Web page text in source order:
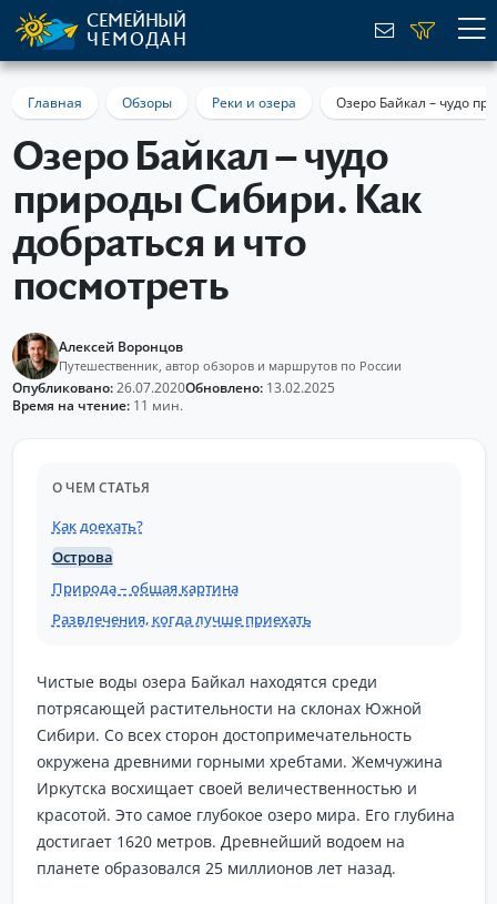
СЕМЕЙНЫЙ
ЧЕМОДАН
Главная Обзоры Реки и озера Озеро Байкал – чудо
Озеро Байкал – чудо
природы Сибири. Как
добраться и что
посмотреть
Алексей Воронцов
Путешественник, автор обзоров и маршрутов по России
Опубликовано:26.07.2020Обновлено:13.02.2025
Время на чтение:11 мин.
Чистые воды озера Байкал находятся среди
потрясающей растительности на склонах Южной
Сибири. Со всех сторон достопримечательность
окружена древними горными хребтами. Жемчужина
Иркутска восхищает своей величественностью и
красотой. Это самое глубокое озеро мира. Его глубина
достигает 1620 метров. Древнейший водоем на
планете образовался 25 миллионов лет назад.
О ЧЕМ СТАТЬЯ
Как доехать?
Острова
Природа – общая картина
Развлечения, когда лучше приехать